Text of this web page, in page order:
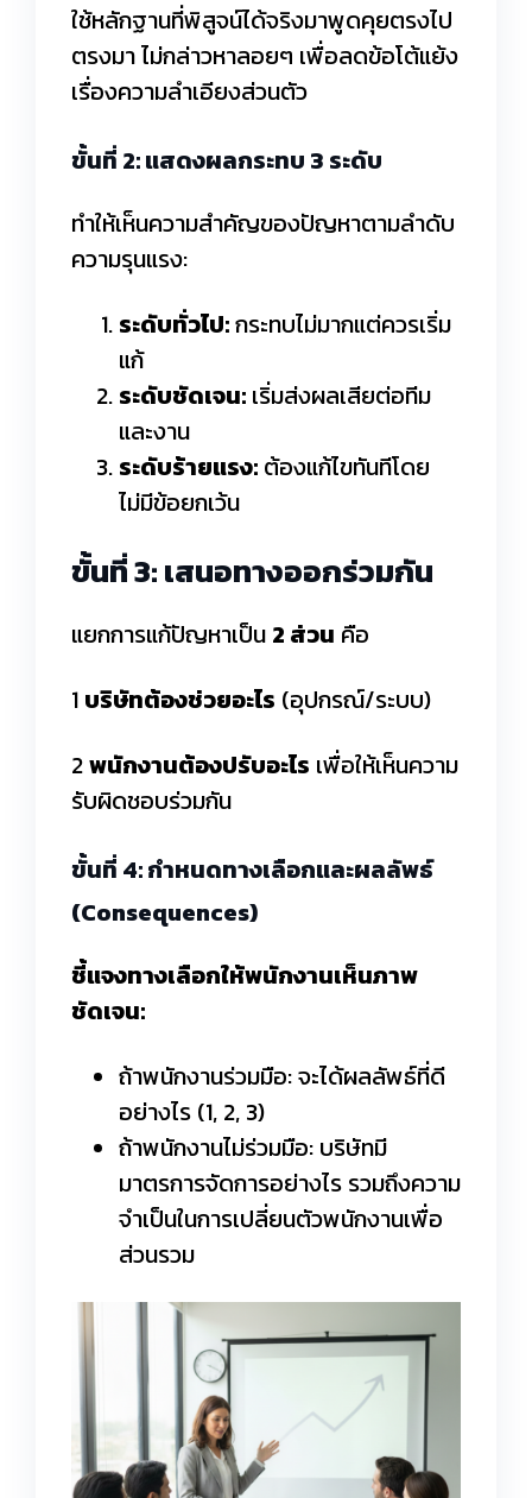
ใช้หลักฐานที่พิสูจน์ได้จริงมาพูดคุยตรงไป
ตรงมา ไม่กล่าวหาลอยๆ เพื่อลดข้อโต้แย้ง
เรื่องความลำเอียงส่วนตัว
ขั้นที่ 2: แสดงผลกระทบ 3 ระดับ
ทำให้เห็นความสำคัญของปัญหาตามลำดับ
ความรุนแรง:
ระดับทั่วไป:กระทบไม่มากแต่ควรเริ่ม
แก้
ระดับชัดเจน: เริ่มส่งผลเสียต่อทีม
และงาน
ระดับร้ายแรง: ต้องแก้ไขทันทีโดย
ไม่มีข้อยกเว้น
ขั้นที่ 3: เสนอทางออกร่วมกัน
แยกการแก้ปัญหาเป็น 2 ส่วน คือ
1 บริษัทต้องช่วยอะไร (อุปกรณ์/ระบบ)
2พนักงานต้องปรับอะไร เพื่อให้เห็นความ
รับผิดชอบร่วมกัน
ขั้นที่ 4: กำหนดทางเลือกและผลลัพธ์
(Consequences)
ชี้แจงทางเลือกให้พนักงานเห็นภาพ
ชัดเจน:
ถ้าพนักงานร่วมมือ: จะได้ผลลัพธ์ที่ดี
อย่างไร (1, 2, 3)
ถ้าพนักงานไม่ร่วมมือ: บริษัทมี
มาตรการจัดการอย่างไร รวมถึงความ
จำเป็นในการเปลี่ยนตัวพนักงานเพื่อ
ส่วนรวม